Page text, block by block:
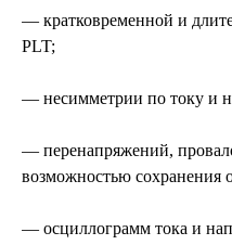
— кратковременной и
PLT;
— несимметрии по току и
— перенапряжений,
возможностью сохранения
— осциллограмм тока и